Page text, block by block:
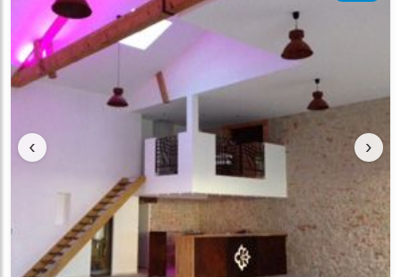
‹ ›